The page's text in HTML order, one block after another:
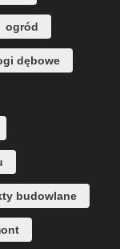
ogród
dębowe
budowlane